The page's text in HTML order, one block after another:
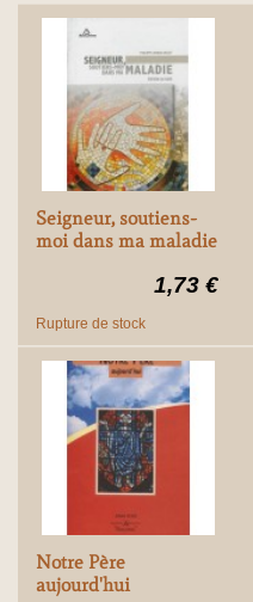
Seigneur, soutiens-
moi dans ma maladie
1,73 €
Rupture de stock
Notre Père
aujourd'hui